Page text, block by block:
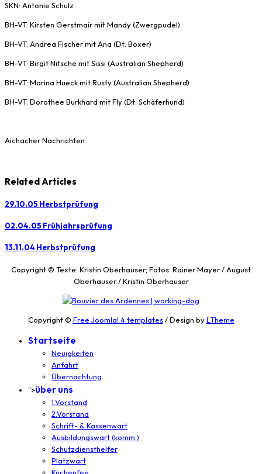
SKN: Antonie Schulz
BH-VT: Kirsten Gerstmair mit Mandy (Zwergpudel)
BH-VT: Andrea Fischer mit Ana (Dt. Boxer)
BH-VT: Birgit Nitsche mit Sissi (Australian Shepherd)
BH-VT: Marina Hueck mit Rusty (Australian Shepherd)
BH-VT: Dorothee Burkhard mit Fly (Dt. Schäferhund)
Aichacher Nachrichten
Related Articles
29.10.05 Herbstprüfung
02.04.05 Frühjahrsprüfung
13.11.04 Herbstprüfung
Copyright © Texte: Kristin Oberhauser; Fotos: Rainer Mayer / August
Oberhauser / Kristin Oberhauser
Copyright © Free Joomla! 4 templates/ Design byLTheme
Startseite
Neuigkeiten
Anfahrt
Übernachtung
">über uns
1.Vorstand
2.Vorstand
Schrift- & Kassenwart
Ausbildungswart (komm.)
Schutzdiensthelfer
Platzwart
Küchenfee